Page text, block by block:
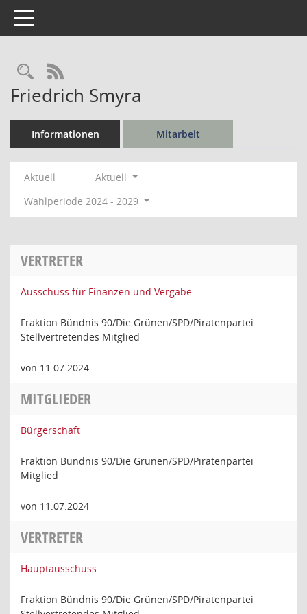
Toggle navigation
Rechercheauswahl
RSS-Feed
Friedrich Smyra
Informationen Mitarbeit
Aktuell
Aktuell
Wahlperiode 2024 - 2029
VERTRETER
Ausschuss für Finanzen und Vergabe
Fraktion Bündnis 90/Die Grünen/SPD/Piratenpartei
Stellvertretendes Mitglied
von 11.07.2024
MITGLIEDER
Bürgerschaft
Fraktion Bündnis 90/Die Grünen/SPD/Piratenpartei
Mitglied
von 11.07.2024
VERTRETER
Hauptausschuss
Fraktion Bündnis 90/Die Grünen/SPD/Piratenpartei